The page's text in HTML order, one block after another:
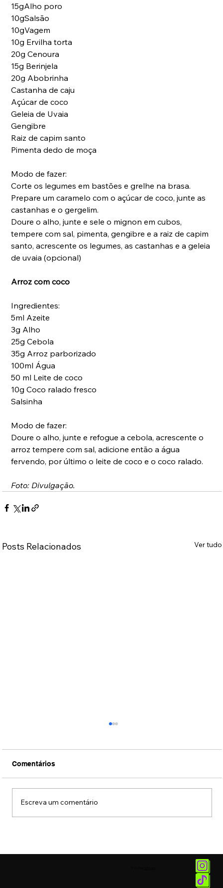
15gAlho poro
10gSalsão
10gVagem
10g Ervilha torta
20g Cenoura
15g Berinjela
20g Abobrinha
Castanha de caju
Açúcar de coco
Geleia de Uvaia
Gengibre
Raiz de capim santo
Pimenta dedo de moça
Modo de fazer:
Corte os legumes em bastões e grelhe na brasa.
Prepare um caramelo com o açúcar de coco, junte as
castanhas e o gergelim.
Doure o alho, junte e sele o mignon em cubos,
tempere com sal, pimenta, gengibre e a raiz de capim
santo, acrescente os legumes, as castanhas e a geleia
de uvaia (opcional)
Arroz com coco
Ingredientes:
5ml Azeite
3g Alho
25g Cebola
35g Arroz parborizado
100ml Água
50 ml Leite de coco
10g Coco ralado fresco
Salsinha
Modo de fazer:
Doure o alho, junte e refogue a cebola, acrescente o
arroz tempere com sal, adicione então a água
fervendo, por último o leite de coco e o coco ralado.
Foto: Divulgação.
Posts Relacionados Ver tudo
Comentários
Escreva um comentário